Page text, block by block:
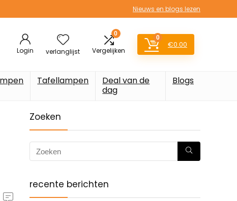
Nieuws en blogs lezen
Login verlanglijst
0
Vergelijken
0
€0.00
Tafellampen
Deal van de
dag
Blogs
Zoeken
recente berichten